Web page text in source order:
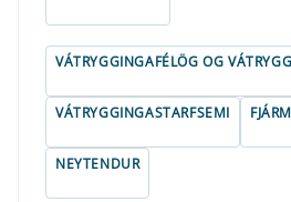
VÁTRYGGINGAFÉLÖG OG
VÁTRYGGINGASTARFSEMI
NEYTENDUR